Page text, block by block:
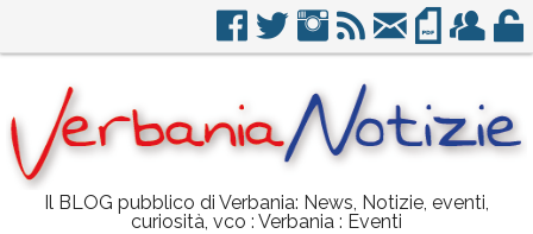
Il BLOG pubblico di Verbania: News, Notizie, eventi,
curiosità, vco : Verbania : Eventi